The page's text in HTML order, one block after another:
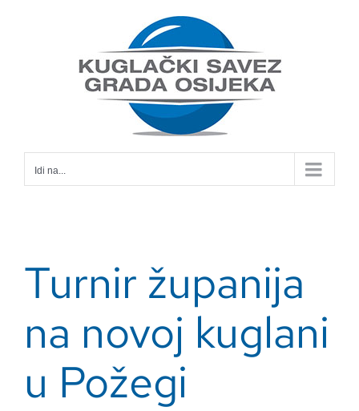
Idi na...
Turnir županija
na novoj kuglani
u Požegi